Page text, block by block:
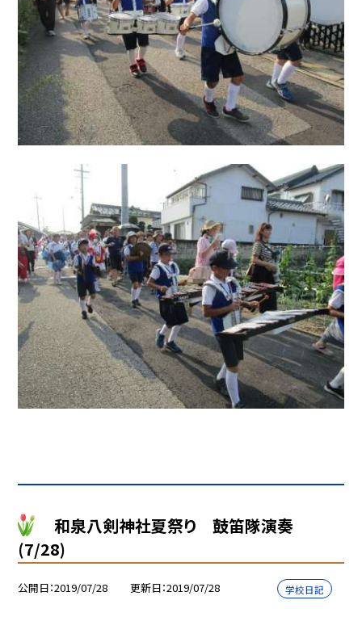
和泉八剣神社夏祭り 鼓笛隊演奏
(7/28)
公開日 2019/07/28 更新日 2019/07/28 学校日記